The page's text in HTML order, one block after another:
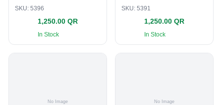
SKU: 5396
1,250.00 QR
In Stock
SKU: 5391
1,250.00 QR
In Stock